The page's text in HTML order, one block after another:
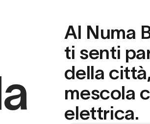
Al Numa
ti senti
della
mescola
elettrica.